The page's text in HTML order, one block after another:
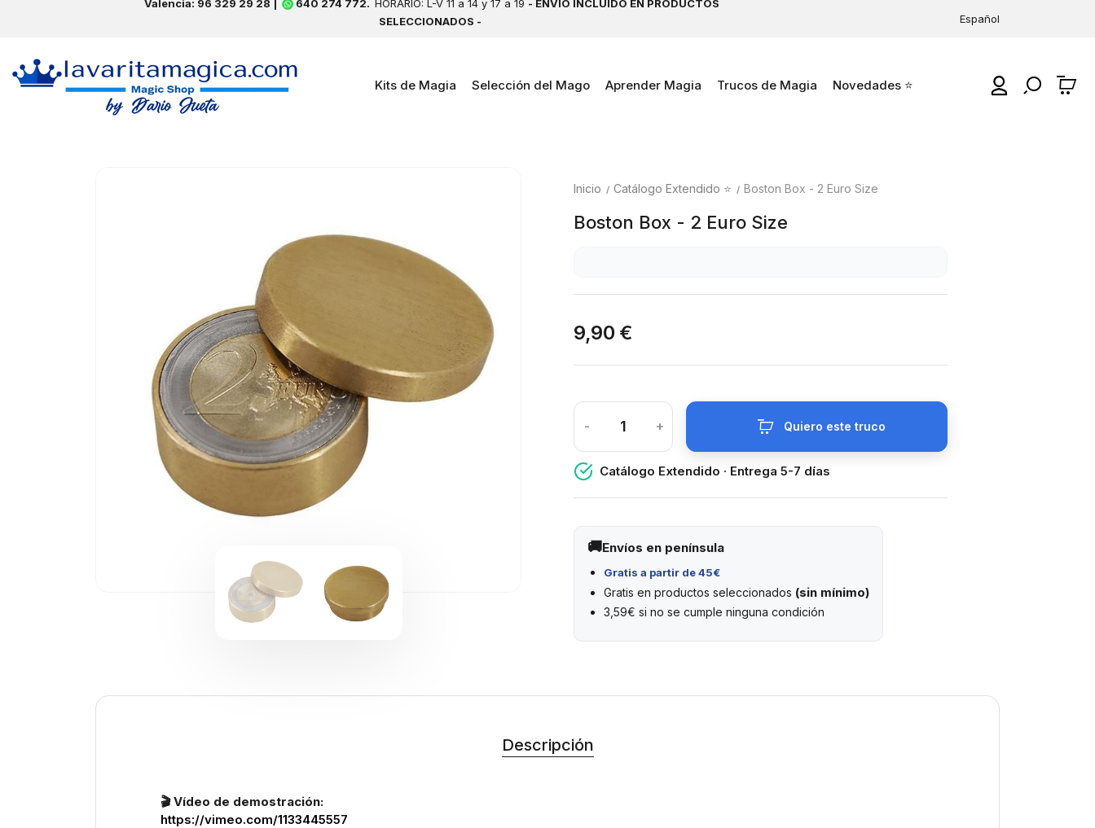
Español
Valencia: 96 329 29 28 | 640 274 772. HORARIO: L-V 11 a 14 y 17 a 19 - ENVÍO INCLUIDO EN PRODUCTOS
SELECCIONADOS -
Kits de Magia Selección del Mago Aprender Magia Trucos de Magia Novedades ⭐
Inicio Catálogo Extendido ⭐ Boston Box - 2 Euro Size
Boston Box - 2 Euro Size
9,90 €
- + Quiero este truco
Catálogo Extendido · Entrega 5-7 días
Envíos en península
Gratis a partir de 45€
Gratis en productos seleccionados (sin mínimo)
3,59€ si no se cumple ninguna condición
Descripción
🎬 Vídeo de demostración:
https://vimeo.com/1133445557